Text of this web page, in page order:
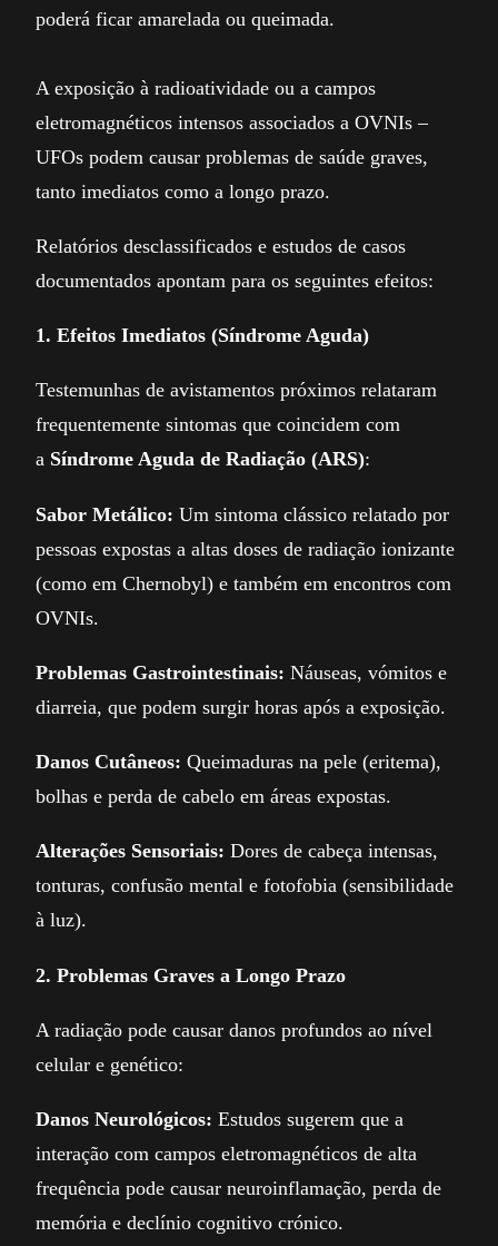
poderá ficar amarelada ou queimada.
A exposição à radioatividade ou a campos
eletromagnéticos intensos associados a OVNIs –
UFOs podem causar problemas de saúde graves,
tanto imediatos como a longo prazo.
Relatórios desclassificados e estudos de casos
documentados apontam para os seguintes efeitos:
1. Efeitos Imediatos (Síndrome Aguda)
Testemunhas de avistamentos próximos relataram
frequentemente sintomas que coincidem com
a Síndrome Aguda de Radiação (ARS):
Sabor Metálico: Um sintoma clássico relatado por
pessoas expostas a altas doses de radiação ionizante
(como em Chernobyl) e também em encontros com
OVNIs.
Problemas Gastrointestinais: Náuseas, vómitos e
diarreia, que podem surgir horas após a exposição.
Danos Cutâneos: Queimaduras na pele (eritema),
bolhas e perda de cabelo em áreas expostas.
Alterações Sensoriais: Dores de cabeça intensas,
tonturas, confusão mental e fotofobia (sensibilidade
à luz).
2. Problemas Graves a Longo Prazo
A radiação pode causar danos profundos ao nível
celular e genético:
Danos Neurológicos: Estudos sugerem que a
interação com campos eletromagnéticos de alta
frequência pode causar neuroinflamação, perda de
memória e declínio cognitivo crónico.